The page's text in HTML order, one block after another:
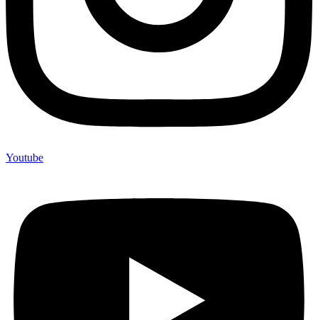
Youtube